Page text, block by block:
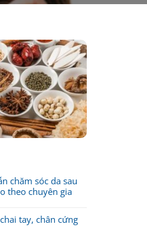
chăm sóc da sau
theo chuyên gia
tay, chân cứng